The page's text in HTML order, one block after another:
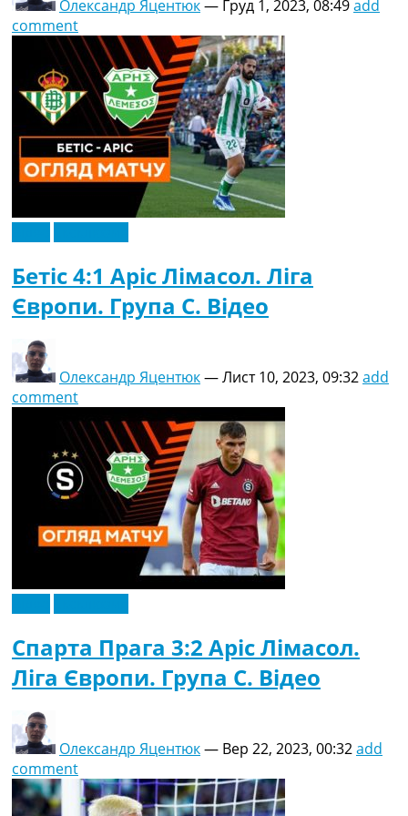
Олександр Яцентюк— Груд 1, 2023, 08:49add
comment
Бетіс 4:1 Аріс Лімасол. Ліга
Європи. Група C. Відео
Олександр Яцентюк—Лист 10, 2023, 09:32add
comment
Спарта Прага 3:2 Аріс Лімасол.
Ліга Європи. Група C. Відео
Олександр Яцентюк— Вер 22, 2023, 00:32add
comment